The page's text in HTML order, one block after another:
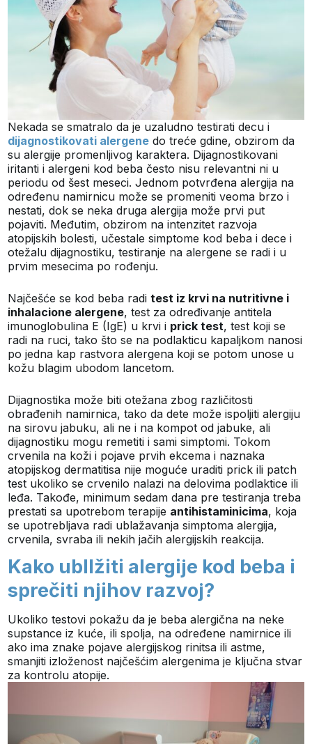
Nekada se smatralo da je uzaludno testirati decu i
dijagnostikovati alergene do treće gdine, obzirom da
su alergije promenljivog karaktera. Dijagnostikovani
iritanti i alergeni kod beba često nisu relevantni ni u
periodu od šest meseci. Jednom potvrđena alergija na
određenu namirnicu može se promeniti veoma brzo i
nestati, dok se neka druga alergija može prvi put
pojaviti. Međutim, obzirom na intenzitet razvoja
atopijskih bolesti, učestale simptome kod beba i dece i
otežalu dijagnostiku, testiranje na alergene se radi i u
prvim mesecima po rođenju.
Najčešće se kod beba raditest iz krvi na nutritivne i
inhalacione alergene, test za određivanje antitela
imunoglobulina E (IgE) u krvi i prick test, test koji se
radi na ruci, tako što se na podlakticu kapaljkom nanosi
po jedna kap rastvora alergena koji se potom unose u
kožu blagim ubodom lancetom.
Dijagnostika može biti otežana zbog različitosti
obrađenih namirnica, tako da dete može ispoljiti alergiju
na sirovu jabuku, ali ne i na kompot od jabuke, ali
dijagnostiku mogu remetiti i sami simptomi. Tokom
crvenila na koži i pojave prvih ekcema i naznaka
atopijskog dermatitisa nije moguće uraditi prick ili patch
test ukoliko se crvenilo nalazi na delovima podlaktice ili
leđa. Takođe, minimum sedam dana pre testiranja treba
prestati sa upotrebom terapije antihistaminicima, koja
se upotrebljava radi ublažavanja simptoma alergija,
crvenila, svraba ili nekih jačih alergijskih reakcija.
Kako ubllžiti alergije kod beba i
sprečiti njihov razvoj?
Ukoliko testovi pokažu da je beba alergična na neke
supstance iz kuće, ili spolja, na određene namirnice ili
ako ima znake pojave alergijskog rinitsa ili astme,
smanjiti izloženost najčešćim alergenima je ključna stvar
za kontrolu atopije.